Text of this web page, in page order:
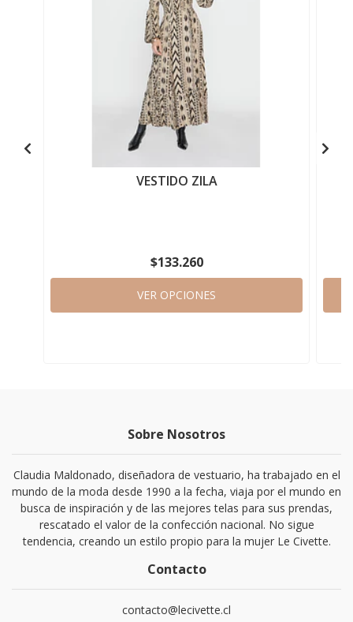
VESTIDO ZILA
$133.260
VER OPCIONES
Sobre Nosotros
Claudia Maldonado, diseñadora de vestuario, ha trabajado en el
mundo de la moda desde 1990 a la fecha, viaja por el mundo en
busca de inspiración y de las mejores telas para sus prendas,
rescatado el valor de la confección nacional. No sigue
tendencia, creando un estilo propio para la mujer Le Civette.
Contacto
contacto@lecivette.cl